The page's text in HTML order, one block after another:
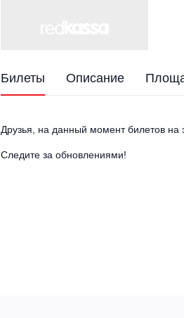
Билеты Описание
Друзья, на данный момент билетов на
Следите за обновлениями!